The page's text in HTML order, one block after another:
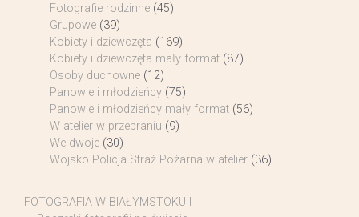
Fotografie rodzinne (45)
Grupowe (39)
Kobiety i dziewczęta (169)
Kobiety i dziewczęta mały format (87)
Osoby duchowne (12)
Panowie i młodzieńcy (75)
Panowie i młodzieńcy mały format (56)
W atelier w przebraniu (9)
We dwoje (30)
Wojsko Policja Straż Pożarna w atelier (36)
FOTOGRAFIA W BIAŁYMSTOKU I